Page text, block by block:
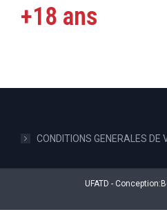
+18 ans
CONDITIONS GENERALES DE
UFATD - Conception: